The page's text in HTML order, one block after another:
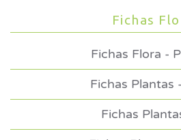
Fichas
Fichas Flora -
Fichas Plantas
Fichas